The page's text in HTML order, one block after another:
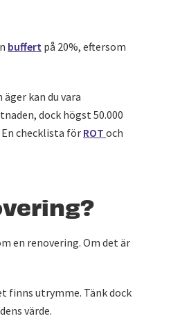
buffert på 20%, eftersom
kan du vara
dock högst 50.000
En checklista för ROT och
en renovering. Om det är
finns utrymme. Tänk dock
värde.